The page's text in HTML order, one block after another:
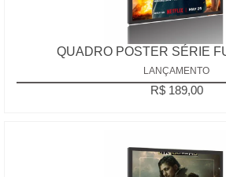
QUADRO POSTER SÉRIE
LANÇAMENTO
R$ 189,00